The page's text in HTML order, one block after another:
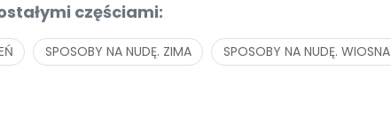
częściami:
SPOSOBY NA NUDĘ. ZIMA SPOSOBY NA NUDĘ. WIOSNA